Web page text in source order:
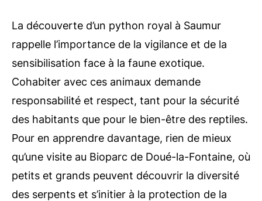
La découverte d’un python royal à Saumur
rappelle l’importance de la vigilance et de la
sensibilisation face à la faune exotique.
Cohabiter avec ces animaux demande
responsabilité et respect, tant pour la sécurité
des habitants que pour le bien-être des reptiles.
Pour en apprendre davantage, rien de mieux
qu’une visite au Bioparc de Doué-la-Fontaine, où
petits et grands peuvent découvrir la diversité
des serpents et s’initier à la protection de la